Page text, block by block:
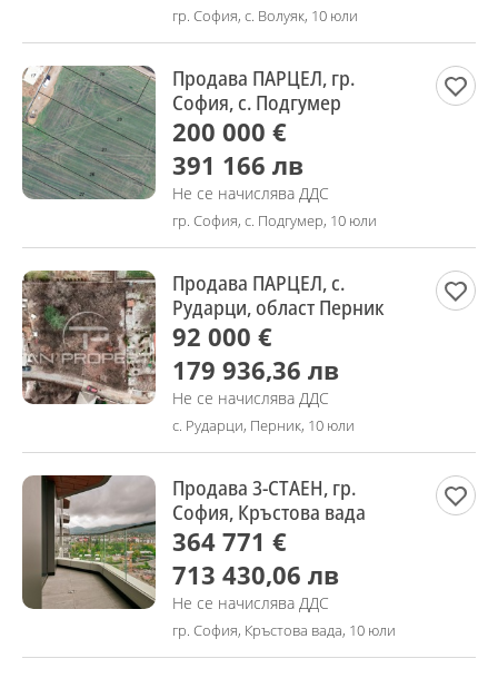
гр. София, с. Волуяк, 10 юли
Продава ПАРЦЕЛ, гр.
София, с. Подгумер
200 000 €
391 166 лв
Не се начислява ДДС
гр. София, с. Подгумер, 10 юли
Продава ПАРЦЕЛ, с.
Рударци, област Перник
92 000 €
179 936,36 лв
Не се начислява ДДС
с. Рударци, Перник, 10 юли
Продава 3-СТАЕН, гр.
София, Кръстова вада
364 771 €
713 430,06 лв
Не се начислява ДДС
гр. София, Кръстова вада, 10 юли